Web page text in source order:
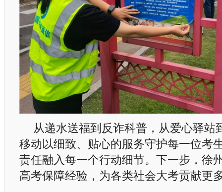
从递水送福到反诈科普，从爱心驿站
移动以细致、贴心的服务守护每一位考
责任融入每一个行动细节。下一步，徐
高考保障经验，为各类社会大考贡献更